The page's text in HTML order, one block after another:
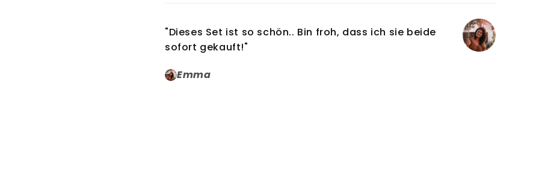
"Dieses Set ist so schön.. Bin froh, dass ich sie beide
sofort gekauft!"
Emma